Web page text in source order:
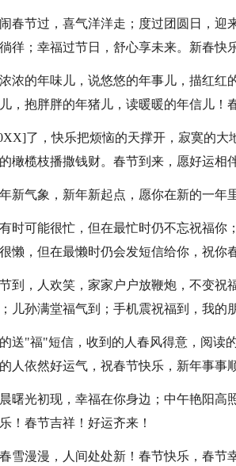
春节过，喜气洋洋走；度过团圆日，
徉；幸福过节日，舒心享未来。新春快
浓的年味儿，说悠悠的年事儿，描红
，抱胖胖的年猪儿，读暖暖的年信儿！
了，快乐把烦恼的天撑开，寂寞的
橄榄枝播撒钱财。春节到来，愿好运相
新气象，新年新起点，愿你在新的一年
时可能很忙，但在最忙时仍不忘祝福你
懒，但在最懒时仍会发短信给你，祝你
到，人欢笑，家家户户放鞭炮，不变
儿孙满堂福气到；手机震祝福到，我的
送"福"短信，收到的人春风得意，阅读
人依然好运气，祝春节快乐，新年事事
曙光初现，幸福在你身边；中午艳阳高
！春节吉祥！好运齐来！
雪漫漫，人间处处新！春节快乐，春节